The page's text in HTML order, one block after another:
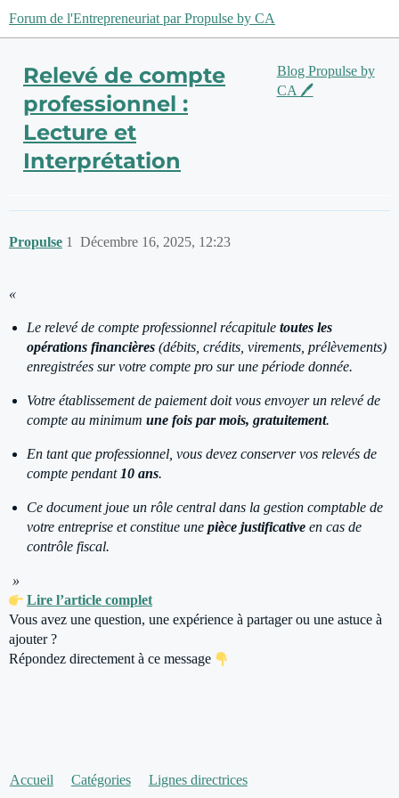
Forum de l'Entrepreneuriat par Propulse by CA
Relevé de compte
professionnel :
Lecture et
Interprétation
Blog Propulse by
CA 🖊️
Propulse Décembre 16, 2025, 12:23
1
«
Le relevé de compte professionnel récapitule toutes les
opérations financières (débits, crédits, virements, prélèvements)
enregistrées sur votre compte pro sur une période donnée.
Votre établissement de paiement doit vous envoyer un relevé de
compte au minimum une fois par mois, gratuitement.
En tant que professionnel, vous devez conserver vos relevés de
compte pendant 10 ans.
Ce document joue un rôle central dans la gestion comptable de
votre entreprise et constitue une pièce justificative en cas de
contrôle fiscal.
»
Lire l’article complet
Vous avez une question, une expérience à partager ou une astuce à
ajouter ?
Répondez directement à ce message
Accueil Catégories Lignes directrices